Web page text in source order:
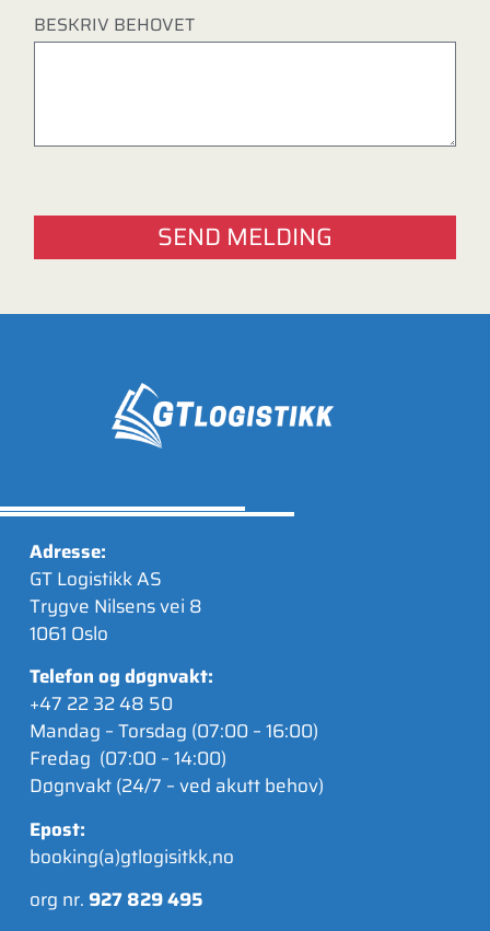
BESKRIV BEHOVET
SEND MELDING
Adresse:
GT Logistikk AS
Trygve Nilsens vei 8
1061 Oslo
Telefon og døgnvakt:
+47 22 32 48 50
Mandag – Torsdag (07:00 – 16:00)
Fredag (07:00 – 14:00)
Døgnvakt (24/7 – ved akutt behov)
Epost:
booking(a)gtlogisitkk,no
org nr. 927 829 495